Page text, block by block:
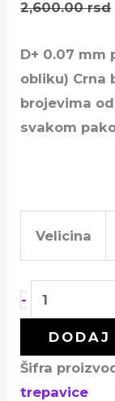
2,600.00rsd
D+ 0.07 mm
obliku) Crna
brojevima od
svakom
Velicina
-
DODAJ
Šifra
trepavice